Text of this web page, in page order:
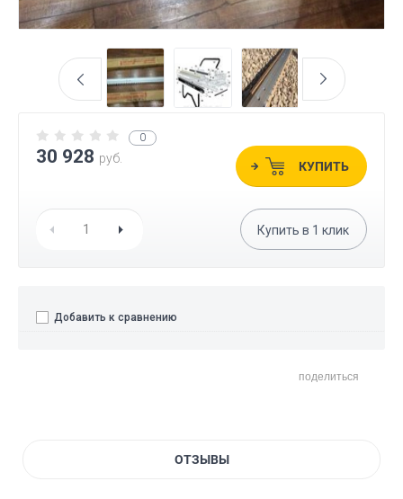
0
30 928 руб.
КУПИТЬ
Купить в 1 клик
Добавить к сравнению
поделиться
ОТЗЫВЫ